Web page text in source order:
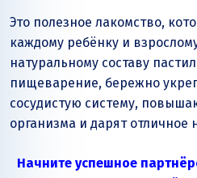
Это полезное лакомство,
каждому ребёнку и
натуральному составу
пищеварение, бережно
сосудистую систему,
организма и дарят отличное
Начните успешное